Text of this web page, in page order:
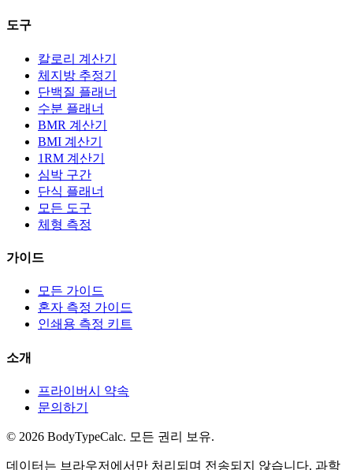
도구
칼로리 계산기
체지방 추정기
단백질 플래너
수분 플래너
BMR 계산기
BMI 계산기
1RM 계산기
심박 구간
단식 플래너
모든 도구
체형 측정
가이드
모든 가이드
혼자 측정 가이드
인쇄용 측정 키트
소개
프라이버시 약속
문의하기
© 2026 BodyTypeCalc. 모든 권리 보유.
데이터는 브라우저에서만 처리되며 전송되지 않습니다. 과학